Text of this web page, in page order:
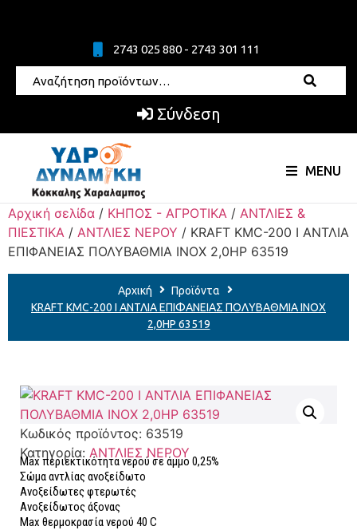
2743 025 880 - 2743 301 111
Σύνδεση
MENU
Αρχική σελίδα / ΚΗΠΟΣ - ΑΓΡΟΤΙΚΑ / ΑΝΤΛΙΕΣ &
ΠΙΕΣΤΙΚΑ / ΑΝΤΛΙΕΣ ΝΕΡΟΥ / KRAFT KMC-200 I ΑΝΤΛΙΑ
ΕΠΙΦΑΝΕΙΑΣ ΠΟΛΥΒΑΘΜΙΑ ΙΝΟΧ 2,0HP 63519
Αρχική
Προϊόντα
KRAFT KMC-200 I ΑΝΤΛΙΑ ΕΠΙΦΑΝΕΙΑΣ ΠΟΛΥΒΑΘΜΙΑ ΙΝΟΧ
2,0HP 63519
Κωδικός προϊόντος: 63519
Κατηγορία: ΑΝΤΛΙΕΣ ΝΕΡΟΥ
Max περιεκτικότητα νερού σε άμμο 0,25%
Σώμα αντλίας ανοξείδωτο
Ανοξείδωτες φτερωτές
Ανοξείδωτος άξονας
Max θερμοκρασία νερού 40 C